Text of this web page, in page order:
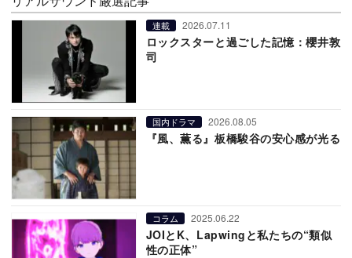
連載 2026.07.11
ロックスターと過ごした記憶：櫻井敦
司
国内ドラマ 2026.08.05
『風、薫る』板橋駿谷の安心感が光る
コラム 2025.06.22
JOIとK、Lapwingと私たちの“類似
性の正体”